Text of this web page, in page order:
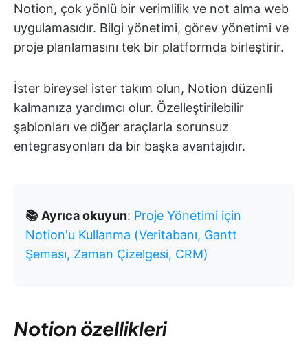
Notion, çok yönlü bir verimlilik ve not alma web
uygulamasıdır. Bilgi yönetimi, görev yönetimi ve
proje planlamasını tek bir platformda birleştirir.
İster bireysel ister takım olun, Notion düzenli
kalmanıza yardımcı olur. Özelleştirilebilir
şablonları ve diğer araçlarla sorunsuz
entegrasyonları da bir başka avantajıdır.
📚 Ayrıca okuyun: Proje Yönetimi için
Notion'u Kullanma (Veritabanı, Gantt
Şeması, Zaman Çizelgesi, CRM)
Notion özellikleri